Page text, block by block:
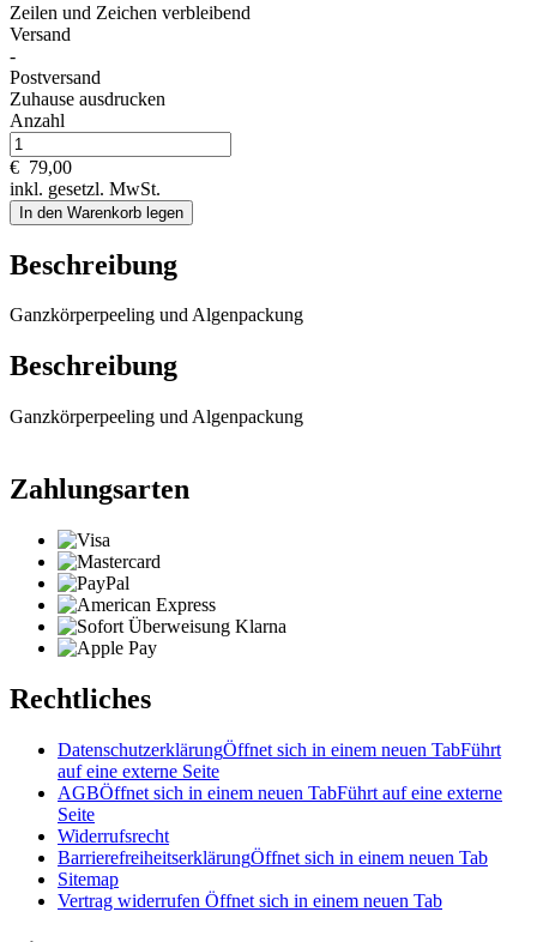
Zeilen und Zeichen verbleibend
Versand
-
Postversand
Zuhause ausdrucken
Anzahl
€ 79,00
inkl. gesetzl. MwSt.
In den Warenkorb legen
Beschreibung
Ganzkörperpeeling und Algenpackung
Beschreibung
Ganzkörperpeeling und Algenpackung
Zahlungsarten
Rechtliches
DatenschutzerklärungÖffnet sich in einem neuen TabFührt
auf eine externe Seite
AGBÖffnet sich in einem neuen TabFührt auf eine externe
Seite
Widerrufsrecht
BarrierefreiheitserklärungÖffnet sich in einem neuen Tab
Sitemap
Vertrag widerrufen Öffnet sich in einem neuen Tab